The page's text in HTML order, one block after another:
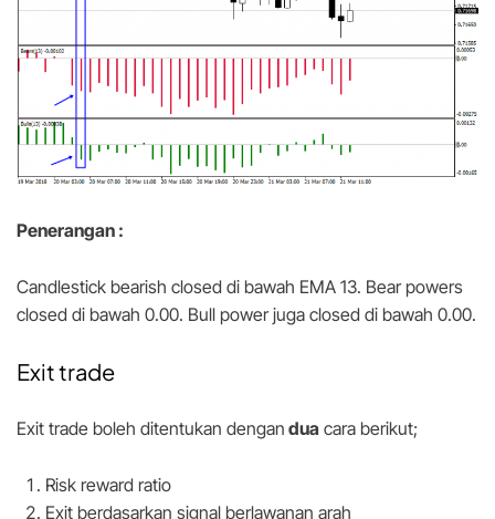
Penerangan :
Candlestick bearish closed di bawah EMA 13. Bear powers
closed di bawah 0.00. Bull power juga closed di bawah 0.00.
Exit trade
Exit trade boleh ditentukan dengan dua cara berikut;
Risk reward ratio
Exit berdasarkan signal berlawanan arah